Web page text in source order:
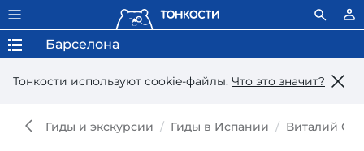
Тонкости используют сookie-файлы. Что это значит?
Барселона
Гиды и экскурсии Гиды в Испании Виталий